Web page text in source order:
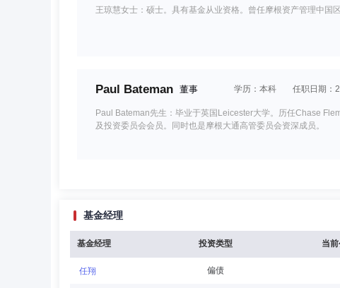
王琼慧女士：硕士。具有基金从业资格。曾任摩根资产管理中国
Paul Bateman 董事 学历：本科 任职日期：
Paul Bateman先生：毕业于英国Leicester大学。历任Chase
及投资委员会会员。同时也是摩根大通高管委员会资深成员。
杜猛先生：南京大学经济学硕士，先后任职于天同证券、中原证
家、摩根中国优势证券投资基金基金经理助理。自2011年7月起
5月至2014年12月同时担任摩根成长动力混合型证券投资基金基
基金经理
基金经理 投资类型 当
任翔 偏债